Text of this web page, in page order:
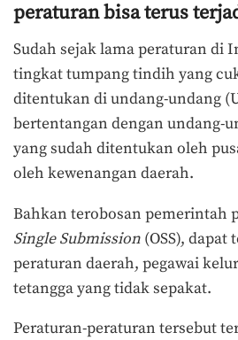
peraturan bisa terus
Sudah sejak lama peraturan di
tingkat tumpang tindih yang
ditentukan di undang-undang
bertentangan dengan undang-
yang sudah ditentukan oleh
oleh kewenangan daerah.
Bahkan terobosan pemerintah
Single Submission (OSS), dapat
peraturan daerah, pegawai
tetangga yang tidak sepakat.
Peraturan-peraturan tersebut